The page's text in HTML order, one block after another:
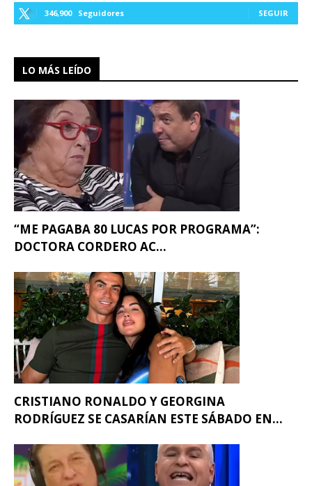
346,900 Seguidores SEGUIR
LO MÁS LEÍDO
“ME PAGABA 80 LUCAS POR PROGRAMA”:
DOCTORA CORDERO AC...
CRISTIANO RONALDO Y GEORGINA
RODRÍGUEZ SE CASARÍAN ESTE SÁBADO EN...